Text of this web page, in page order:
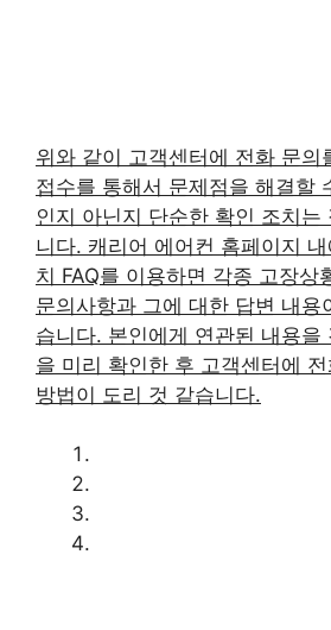
위와 같이 고객센터에 전화 문의
접수를 통해서 문제점을 해결할
인지 아닌지 단순한 확인 조치는
니다. 캐리어 에어컨 홈페이지
치 FAQ를 이용하면 각종 고장상
문의사항과 그에 대한 답변 내용
습니다. 본인에게 연관된 내용을
을 미리 확인한 후 고객센터에
방법이 도리 것 같습니다.